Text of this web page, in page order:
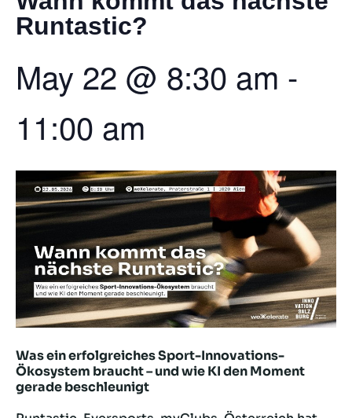
Runtastic?
May 22 @ 8:30 am -
11:00 am
Was ein erfolgreiches Sport-Innovations-
Ökosystem braucht – und wie KI den Moment
gerade beschleunigt